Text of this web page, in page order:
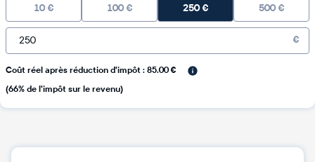
10 € 100 € 250€ 500 €
€
Coût réel après réduction d'impôt : 85.00 €
(66% de l'impôt sur le revenu)